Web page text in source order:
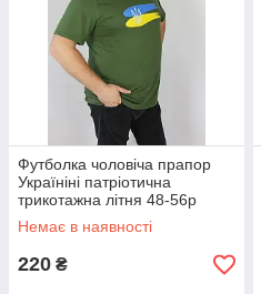
Футболка чоловіча прапор
Україніні патріотична
трикотажна літня 48-56р
Немає в наявності
220 ₴